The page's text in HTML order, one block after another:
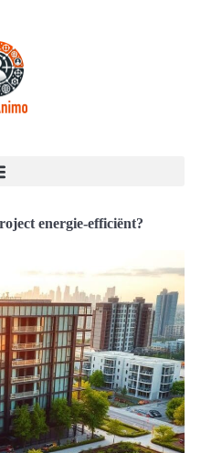
energie-efficiënt?